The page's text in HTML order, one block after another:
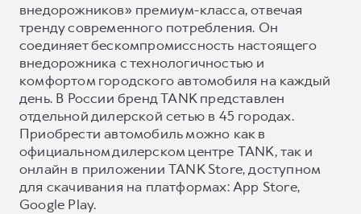
внедорожников» премиум-класса, отвечая
тренду современного потребления. Он
соединяет бескомпромиссность настоящего
внедорожника с технологичностью и
комфортом городского автомобиля на каждый
день. В России бренд TANK представлен
отдельной дилерской сетью в 45 городах.
Приобрести автомобиль можно как в
официальном дилерском центре TANK, так и
онлайн в приложении TANK Store, доступном
для скачивания на платформах: App Store,
Google Play.